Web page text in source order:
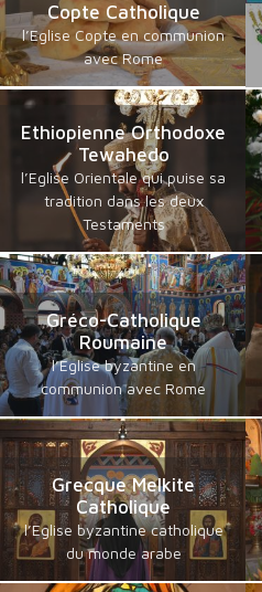
Copte Catholique
l’Eglise Copte en communion
avec Rome
Ethiopienne Orthodoxe
Tewahedo
l’Eglise Orientale qui puise sa
tradition dans les deux
Testaments
Gréco-Catholique
Roumaine
l’Eglise byzantine en
communion avec Rome
Grecque Melkite
Catholique
l’Eglise byzantine catholique
du monde arabe